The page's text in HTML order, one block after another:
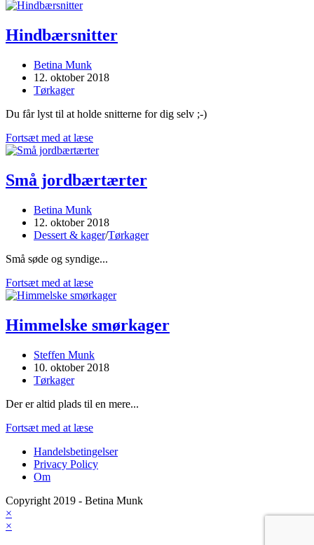
Hindbærsnitter
Post
author:
Betina Munk
Post
published:
12. oktober 2018
Post
Tørkager
Du får lyst til at holde snitterne for dig selv ;-)
Fortsæt med at læseHindbærsnitter
Små jordbærtærter
Post
author:
Betina Munk
Post
published:
12. oktober 2018
Post
Dessert & kager/Tørkager
Små søde og syndige...
Fortsæt med at læseSmå
jordbærtærter
Himmelske smørkager
Post
author:
Steffen Munk
Post
published:
10. oktober 2018
Post
Tørkager
Der er altid plads til en mere...
Fortsæt med at læseHimmelske
Handelsbetingelser
Privacy Policy
Om
Copyright 2019 - Betina Munk
×
×